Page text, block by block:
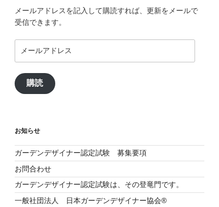
メールアドレスを記入して購読すれば、更新をメールで
受信できます。
ー
ア
ド
購読
お知らせ
ガーデンデザイナー認定試験 募集要項
お問合わせ
ガーデンデザイナー認定試験は、その登竜門です。
一般社団法人 日本ガーデンデザイナー協会®